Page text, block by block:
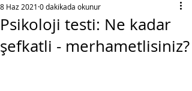
Psikoloji testi: Ne kadar
şefkatli - merhametlisiniz?
8 Haz 2021 0 dakikada okunur